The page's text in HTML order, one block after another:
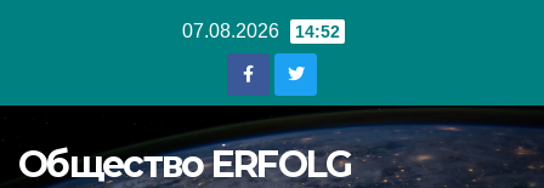
07.08.2026 14:52
Общество ERFOLG